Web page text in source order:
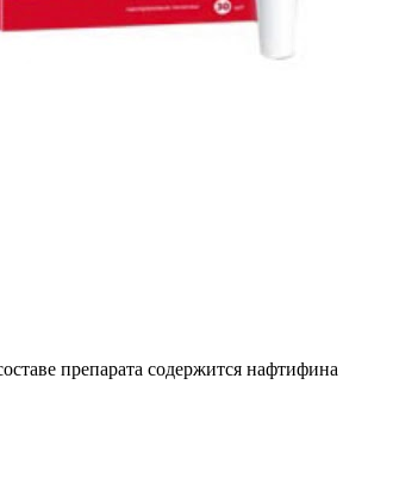
препарата содержится нафтифина